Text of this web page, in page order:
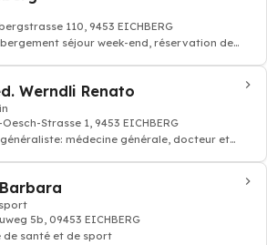
110, 9453 EICHBERG
séjour week-end, réservation de
Werndli Renato
Strasse 1, 9453 EICHBERG
médecine générale, docteur et
5b, 09453 EICHBERG
de santé et de sport